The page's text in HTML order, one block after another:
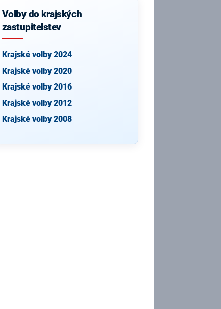
Volby do krajských
zastupitelstev
Krajské volby 2024
Krajské volby 2020
Krajské volby 2016
Krajské volby 2012
Krajské volby 2008